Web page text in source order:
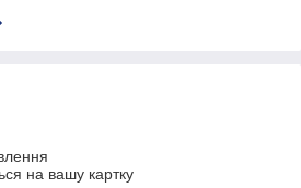
на вашу картку